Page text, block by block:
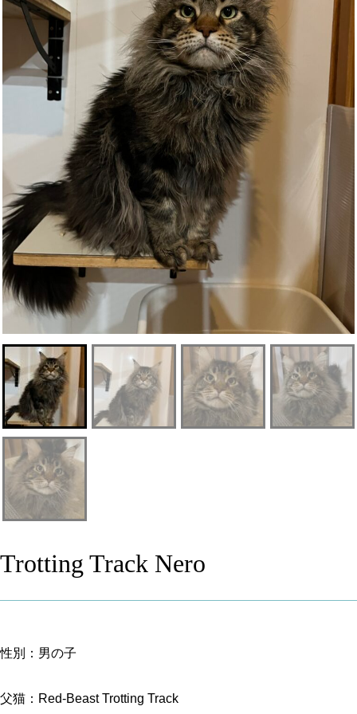
Trotting Track Nero
性別：男の子
父猫：Red-Beast Trotting Track